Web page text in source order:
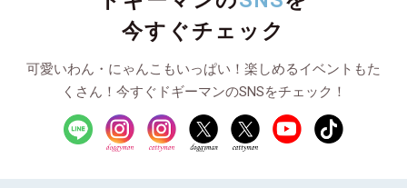
今すぐチェック
可愛いわん・にゃんこもいっぱい！楽しめるイベントもた
くさん！今すぐドギーマンのSNSをチェック！